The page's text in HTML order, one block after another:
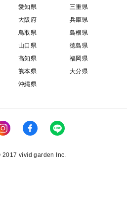
愛知県
三重県
大阪府
兵庫県
鳥取県
島根県
山口県
徳島県
高知県
福岡県
熊本県
大分県
沖縄県
vivid garden Inc.